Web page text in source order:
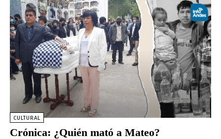
CULTURAL
Crónica: ¿Quién mató a Mateo?